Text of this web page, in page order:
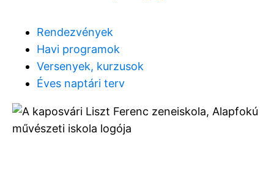
Rendezvények
Havi programok
Versenyek, kurzusok
Éves naptári terv